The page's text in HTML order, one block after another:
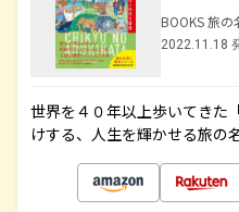
BOOKS 旅の
2022.11.18
世界を４０年以上歩いてきた
けする、人生を輝かせる旅の